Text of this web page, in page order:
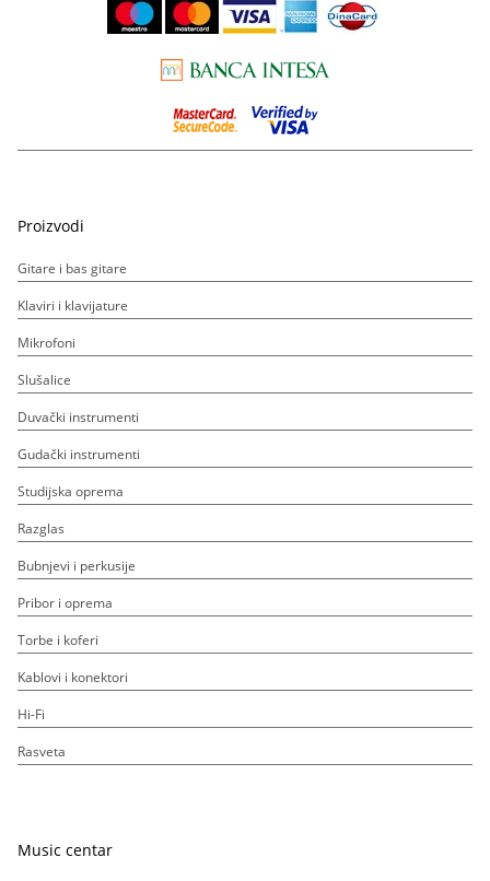
Proizvodi
Gitare i bas gitare
Klaviri i klavijature
Mikrofoni
Slušalice
Duvački instrumenti
Gudački instrumenti
Studijska oprema
Razglas
Bubnjevi i perkusije
Pribor i oprema
Torbe i koferi
Kablovi i konektori
Hi-Fi
Rasveta
Music centar